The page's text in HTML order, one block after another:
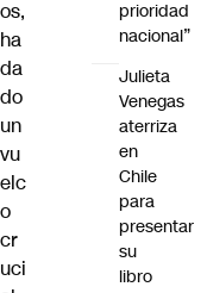
os,
ha
da
do
un
vu
elc
o
cr
uci
prioridad
nacional”
Julieta
Venegas
aterriza
en
Chile
para
presentar
su
libro